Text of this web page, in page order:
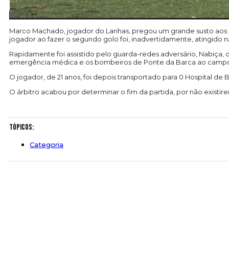
Marco Machado, jogador do Lanhas, pregou um grande susto
jogador ao fazer o segundo golo foi, inadvertidamente, atingido
Rapidamente foi assistido pelo guarda-redes adversário,
emergência médica e os bombeiros de Ponte da Barca ao
O jogador, de 21 anos, foi depois transportado para 0 Hospital de
O árbitro acabou por determinar o fim da partida, por não
Tópicos:
Categoria